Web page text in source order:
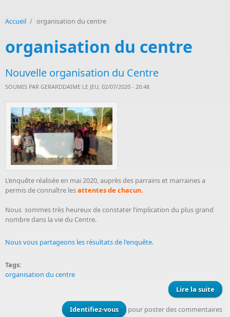
Accueil / organisation du centre
organisation du centre
Nouvelle organisation du Centre
SOUMIS PAR GERARDDAIME LE JEU, 02/07/2020 - 20:48
L’enquête réalisée en mai 2020, auprès des parrains et marraines a
permis de connaître lesattentes de chacun.
Nous sommes très heureux de constater l’implication du plus grand
nombre dans la vie du Centre.
Nous vous partageons les résultats de l'enquête.
Tags:
organisation du centre
Lire la suite
Identifiez-vous pour poster des commentaires